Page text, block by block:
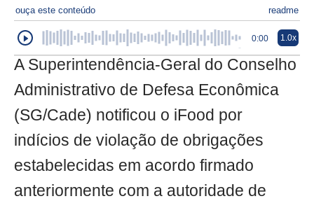
ouça este conteúdo readme
0:00 1.0x
A Superintendência-Geral do Conselho
Administrativo de Defesa Econômica
(SG/Cade) notificou o iFood por
indícios de violação de obrigações
estabelecidas em acordo firmado
anteriormente com a autoridade de